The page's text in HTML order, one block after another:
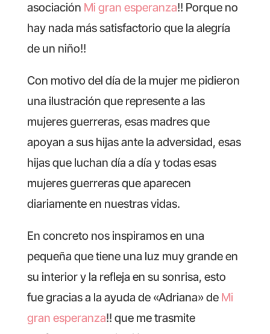
asociación Mi gran esperanza!! Porque no
hay nada más satisfactorio que la alegría
de un niño!!
Con motivo del día de la mujer me pidieron
una ilustración que represente a las
mujeres guerreras, esas madres que
apoyan a sus hijas ante la adversidad, esas
hijas que luchan día a día y todas esas
mujeres guerreras que aparecen
diariamente en nuestras vidas.
En concreto nos inspiramos en una
pequeña que tiene una luz muy grande en
su interior y la refleja en su sonrisa, esto
fue gracias a la ayuda de «Adriana» de Mi
gran esperanza!! que me trasmite